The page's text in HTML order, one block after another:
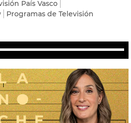
País Vasco
Programas de Televisión